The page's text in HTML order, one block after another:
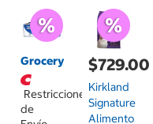
Grocery
Restricciones
de
$729.00
Kirkland
Signature
Alimento